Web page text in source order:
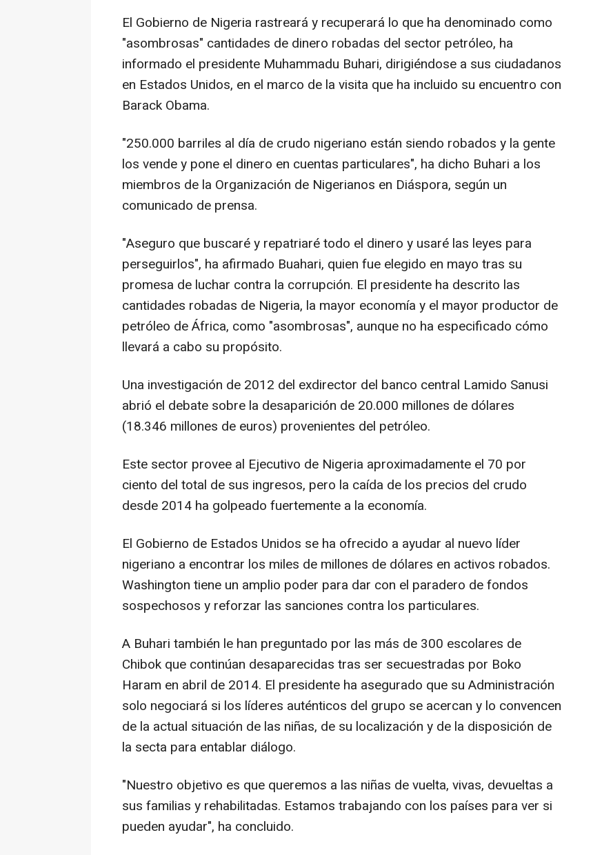
El Gobierno de Nigeria rastreará y recuperará lo que ha denominado como
"asombrosas" cantidades de dinero robadas del sector petróleo, ha
informado el presidente Muhammadu Buhari, dirigiéndose a sus ciudadanos
en Estados Unidos, en el marco de la visita que ha incluido su encuentro con
Barack Obama.
"250.000 barriles al día de crudo nigeriano están siendo robados y la gente
los vende y pone el dinero en cuentas particulares", ha dicho Buhari a los
miembros de la Organización de Nigerianos en Diáspora, según un
comunicado de prensa.
"Aseguro que buscaré y repatriaré todo el dinero y usaré las leyes para
perseguirlos", ha afirmado Buahari, quien fue elegido en mayo tras su
promesa de luchar contra la corrupción. El presidente ha descrito las
cantidades robadas de Nigeria, la mayor economía y el mayor productor de
petróleo de África, como "asombrosas", aunque no ha especificado cómo
llevará a cabo su propósito.
Una investigación de 2012 del exdirector del banco central Lamido Sanusi
abrió el debate sobre la desaparición de 20.000 millones de dólares
(18.346 millones de euros) provenientes del petróleo.
Este sector provee al Ejecutivo de Nigeria aproximadamente el 70 por
ciento del total de sus ingresos, pero la caída de los precios del crudo
desde 2014 ha golpeado fuertemente a la economía.
El Gobierno de Estados Unidos se ha ofrecido a ayudar al nuevo líder
nigeriano a encontrar los miles de millones de dólares en activos robados.
Washington tiene un amplio poder para dar con el paradero de fondos
sospechosos y reforzar las sanciones contra los particulares.
A Buhari también le han preguntado por las más de 300 escolares de
Chibok que continúan desaparecidas tras ser secuestradas por Boko
Haram en abril de 2014. El presidente ha asegurado que su Administración
solo negociará si los líderes auténticos del grupo se acercan y lo convencen
de la actual situación de las niñas, de su localización y de la disposición de
la secta para entablar diálogo.
"Nuestro objetivo es que queremos a las niñas de vuelta, vivas, devueltas a
sus familias y rehabilitadas. Estamos trabajando con los países para ver si
pueden ayudar", ha concluido.